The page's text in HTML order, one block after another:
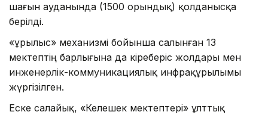
шағын ауданында (1500 орындық) қолданысқа
берілді.
«Құрылыс» механизмі бойынша салынған 13
мектептің барлығына да кіреберіс жолдары мен
инженерлік-коммуникациялық инфрақұрылымы
жүргізілген.
Еске салайық, «Келешек мектептері» ұлттық